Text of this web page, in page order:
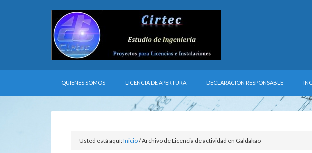
QUIENES SOMOS LICENCIA DE APERTURA DECLARACION RESPONSABLE
Usted está aquí:Inicio/Archivo de Licencia de actividad en Galdakao